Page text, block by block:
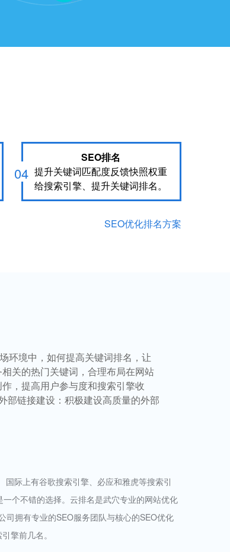
04
SEO排名
提升关键词匹配度反馈快照权重
给搜索引擎、提升关键词排名。
SEO优化排名方案
环境中，如何提高关键词排名，让
关的热门关键词，合理布局在网站
，提高用户参与度和搜索引擎收
部链接建设：积极建设高质量的外部
际上有谷歌搜索引擎、必应和雅虎等搜索引
个不错的选择。云排名是武穴专业的网站优化
司拥有专业的SEO服务团队与核心的SEO优化
擎前几名。